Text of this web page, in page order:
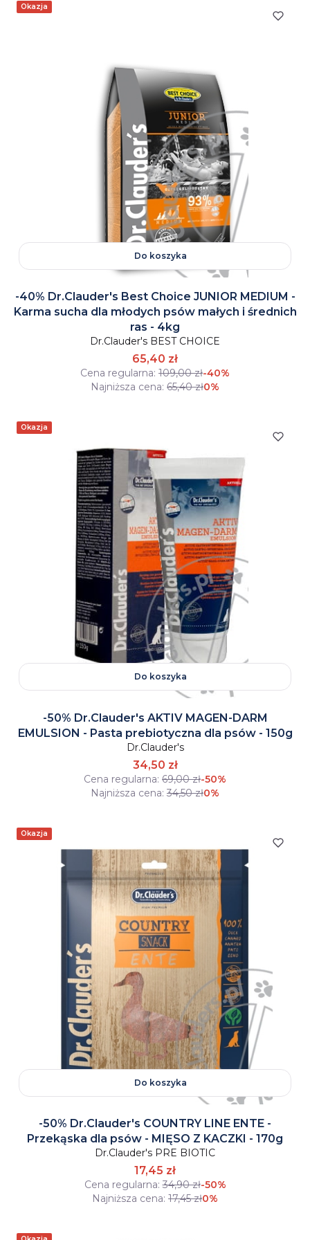
Okazja
Do koszyka
-40% Dr.Clauder's Best Choice JUNIOR MEDIUM -
Karma sucha dla młodych psów małych i średnich
ras - 4kg
Dr.Clauder's BEST CHOICE
65,40 zł
Cena regularna: 109,00 zł-40%
Najniższa cena: 65,40 zł0%
Okazja
Do koszyka
-50% Dr.Clauder's AKTIV MAGEN-DARM
EMULSION - Pasta prebiotyczna dla psów - 150g
Dr.Clauder's
34,50 zł
Cena regularna: 69,00 zł-50%
Najniższa cena: 34,50 zł0%
Okazja
Do koszyka
-50% Dr.Clauder's COUNTRY LINE ENTE -
Przekąska dla psów - MIĘSO Z KACZKI - 170g
Dr.Clauder's PRE BIOTIC
17,45 zł
Cena regularna: 34,90 zł-50%
Najniższa cena: 17,45 zł0%